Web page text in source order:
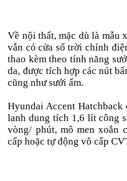
Về nội thất, mặc dù là mẫu
vẫn có cửa sổ trời chỉnh
thao kèm theo tính năng
da, được tích hợp các nút
cũng như sưởi ấm.
Hyundai Accent
lanh dung tích 1,6 lít công
vòng/ phút, mô men xoắn
cấp hoặc tự động vô cấp